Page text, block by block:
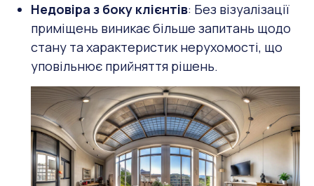
Недовіра з боку клієнтів: Без візуалізації
приміщень виникає більше запитань щодо
стану та характеристик нерухомості, що
уповільнює прийняття рішень.